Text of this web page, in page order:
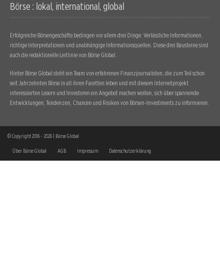
Börse : lokal, international, global
Erfolgreiche Börsengeschäfte bedingen vor allem drei Dinge: Verlässliche Informationen,
richtige Interpretationen und unabhängige Informationsquellen. Diese drei Bausteine sind
auch die redaktionelle Leitlinie von Börse Global.
Hinter Börse Global steht ein Team von erfahrenen Finanzjournalisten, die zum Teil schon
seit Jahrzehnten Börse in all ihren Facetten leben und mit diesem Internetprojekt
interessierten Lesern und Investoren ein Angebot machen wollen, sich über spannende
Entwicklungen, Tendenzen, Chancen und Risiken von Börsen-Investments zu informieren.
© Copyright 2016 - 2026 | Börse Global
Über Börse Global AGB Impressum Datenschutzerklärung